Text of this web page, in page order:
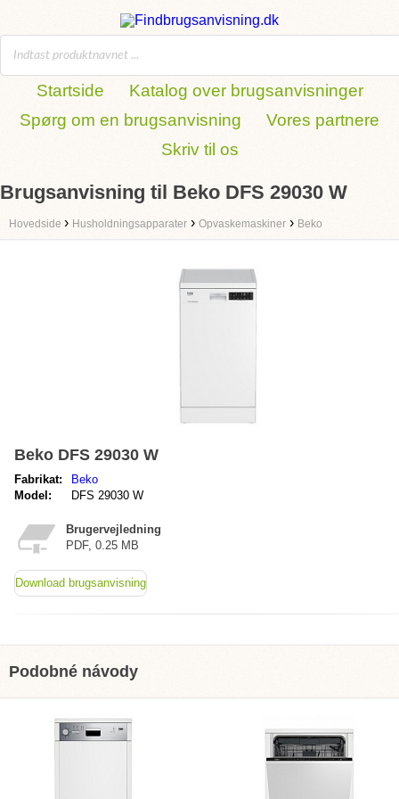
Startside
Katalog over brugsanvisninger
Spørg om en brugsanvisning
Vores partnere
Skriv til os
Brugsanvisning til Beko DFS 29030 W
Hovedside › Husholdningsapparater › Opvaskemaskiner › Beko
Beko DFS 29030 W
Fabrikat:
Beko
Model:
DFS 29030 W
Brugervejledning
PDF, 0.25 MB
Download brugsanvisning
Podobné návody